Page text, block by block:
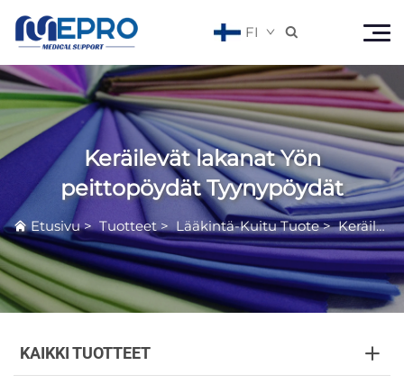
FI 
Keräilevät lakanat Yön
peittopöydät Tyynypöydät
Etusivu>Tuotteet > Lääkintä-Kuitu Tuote>Keräilevät lakanat Yön peittopöydät Tyynypöydät
KAIKKI TUOTTEET